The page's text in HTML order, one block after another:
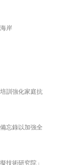
訓強化家庭抗
忘錄以加強全
技術研究院」
岸